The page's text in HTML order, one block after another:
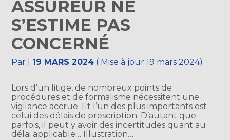
ASSUREUR NE
S’ESTIME PAS
CONCERNÉ
Par 19 MARS 2024 ( Mise à jour 19 mars 2024)
Lors d’un litige, de nombreux points de
procédures et de formalisme nécessitent une
vigilance accrue. Et l’un des plus importants est
celui des délais de prescription. D’autant que
parfois, il peut y avoir des incertitudes quant au
délai applicable… Illustration…